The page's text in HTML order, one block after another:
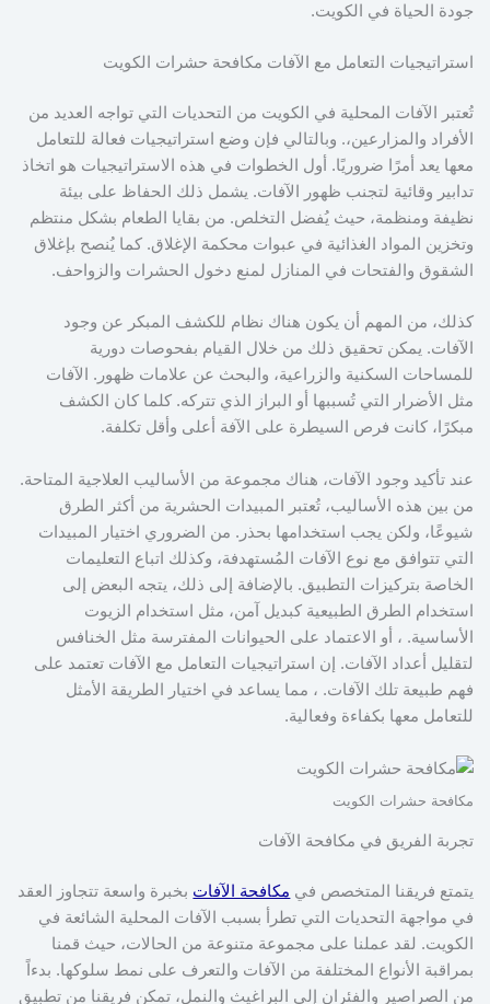
جودة الحياة في الكويت.
استراتيجيات التعامل مع الآفات مكافحة حشرات الكويت
تُعتبر الآفات المحلية في الكويت من التحديات التي تواجه العديد من
الأفراد والمزارعين،. وبالتالي فإن وضع استراتيجيات فعالة للتعامل
معها يعد أمرًا ضروريًا. أول الخطوات في هذه الاستراتيجيات هو اتخاذ
تدابير وقائية لتجنب ظهور الآفات. يشمل ذلك الحفاظ على بيئة
نظيفة ومنظمة، حيث يُفضل التخلص. من بقايا الطعام بشكل منتظم
وتخزين المواد الغذائية في عبوات محكمة الإغلاق. كما يُنصح بإغلاق
الشقوق والفتحات في المنازل لمنع دخول الحشرات والزواحف.
كذلك، من المهم أن يكون هناك نظام للكشف المبكر عن وجود
الآفات. يمكن تحقيق ذلك من خلال القيام بفحوصات دورية
للمساحات السكنية والزراعية، والبحث عن علامات ظهور. الآفات
مثل الأضرار التي تُسببها أو البراز الذي تتركه. كلما كان الكشف
مبكرًا، كانت فرص السيطرة على الآفة أعلى وأقل تكلفة.
عند تأكيد وجود الآفات، هناك مجموعة من الأساليب العلاجية المتاحة.
من بين هذه الأساليب، تُعتبر المبيدات الحشرية من أكثر الطرق
شيوعًا، ولكن يجب استخدامها بحذر. من الضروري اختيار المبيدات
التي تتوافق مع نوع الآفات المُستهدفة، وكذلك اتباع التعليمات
الخاصة بتركيزات التطبيق. بالإضافة إلى ذلك، يتجه البعض إلى
استخدام الطرق الطبيعية كبديل آمن، مثل استخدام الزيوت
الأساسية. ، أو الاعتماد على الحيوانات المفترسة مثل الخنافس
لتقليل أعداد الآفات. إن استراتيجيات التعامل مع الآفات تعتمد على
فهم طبيعة تلك الآفات. ، مما يساعد في اختيار الطريقة الأمثل
للتعامل معها بكفاءة وفعالية.
مكافحة حشرات الكويت
تجربة الفريق في مكافحة الآفات
يتمتع فريقنا المتخصص في مكافحة الآفات بخبرة واسعة تتجاوز العقد
في مواجهة التحديات التي تطرأ بسبب الآفات المحلية الشائعة في
الكويت. لقد عملنا على مجموعة متنوعة من الحالات، حيث قمنا
بمراقبة الأنواع المختلفة من الآفات والتعرف على نمط سلوكها. بدءاً
من الصراصير والفئران إلى البراغيث والنمل، تمكن فريقنا من تطبيق